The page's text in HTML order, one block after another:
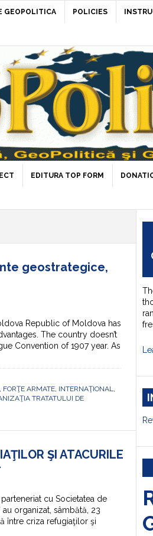
GEOPOLITICA POLICIES
EDITURA TOP FORM
geostrategice,
Republic of Moldova has
The country doesn’t
Convention of 1907 year. As
, FORŢE ARMATE, INTERNAŢIONAL,
TRATATULUI DE
ŞI ATACURILE
parteneriat cu Societatea de
organizat, sâmbătă, 23
între criza refugiaţilor şi